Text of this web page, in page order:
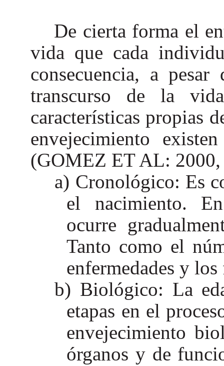
De cierta forma el
vida que cada
consecuencia, a
transcurso de la
características propias
envejecimiento
(GOMEZ ET AL:
Cronológico: Es
el nacimiento.
ocurre
Tanto como el
enfermedades y
Biológico: La
etapas en el
envejecimiento
órganos y de